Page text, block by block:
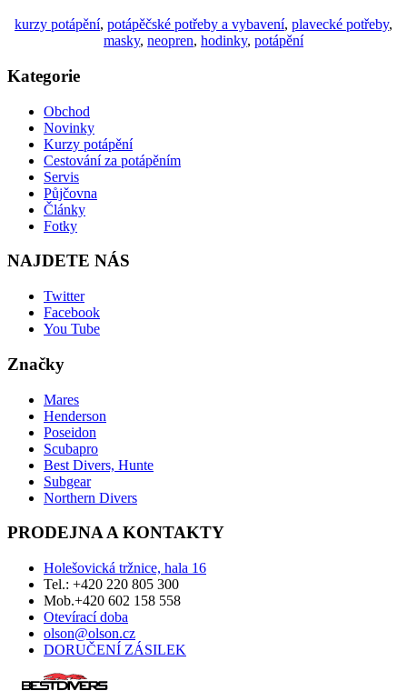
kurzy potápění, potápěčské potřeby a vybavení, plavecké potřeby,
masky, neopren, hodinky, potápění
Kategorie
Obchod
Novinky
Kurzy potápění
Cestování za potápěním
Servis
Půjčovna
Články
Fotky
NAJDETE NÁS
Twitter
Facebook
You Tube
Značky
Mares
Henderson
Poseidon
Scubapro
Best Divers, Hunte
Subgear
Northern Divers
PRODEJNA A KONTAKTY
Holešovická tržnice, hala 16
Tel.: +420 220 805 300
Mob.+420 602 158 558
Otevírací doba
olson@olson.cz
DORUČENÍ ZÁSILEK